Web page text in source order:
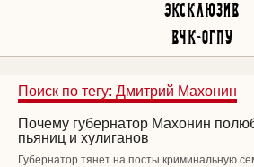
Эксклюзив
ВЧК-ОГПУ
Поиск по тегу: Дмитрий Махонин
Почему губернатор Махонин
пьяниц и хулиганов
Губернатор тянет на посты криминальную